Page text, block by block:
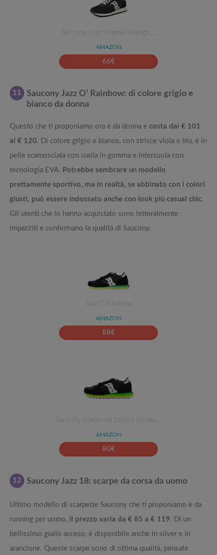
Saucony Jazz Original Vintage,…
AMAZON
66€
11
Saucony Jazz O’ Rainbow: di colore grigio e
bianco da donna
Questo che ti proponiamo ora è da donna e costa dai € 101
ai € 120. Di colore grigio e bianco, con strisce viola e blu, è in
pelle scamosciata con suola in gomma e intersuola con
tecnologia EVA. Potrebbe sembrare un modello
prettamente sportivo, ma in realtà, se abbinato con i colori
giusti, può essere indossato anche con look più casual chic.
Gli utenti che lo hanno acquistato sono letteralmente
impazziti e confermano la qualità di Saucony.
Jazz O Rainbow
AMAZON
88€
Saucony Scarpe da Donna Sneake…
AMAZON
80€
12 Saucony Jazz 18: scarpe da corsa da uomo
Ultimo modello di scarpette Saucony che ti proponiamo è da
running per uomo, il prezzo varia da € 85 a € 119. Di un
bellissimo giallo acceso, è disponibile anche in silver e in
arancione. Queste scarpe sono di ottima qualità, pensate